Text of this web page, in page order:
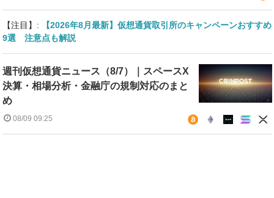
【注目】:
【2026年8月最新】仮想通貨取引所のキャンペーンおすすめ
9選 注意点も解説
週刊仮想通貨ニュース（8/7）｜スペースX
決算・相場分析・金融庁の規制対応のまと
め
08/09 09:25